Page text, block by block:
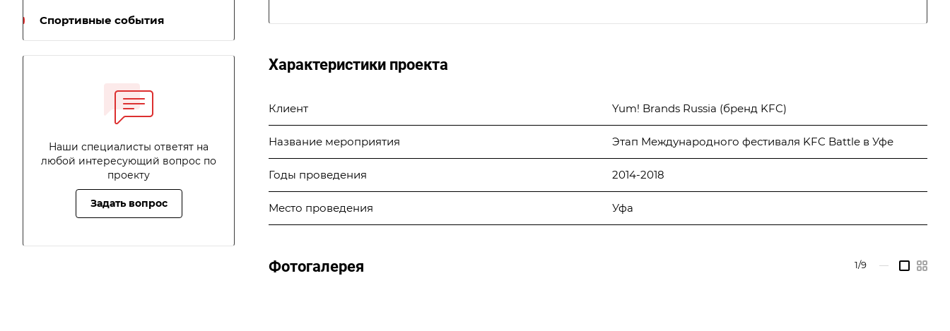
Характеристики проекта
Клиент Yum! Brands Russia (бренд KFC)
Название мероприятия Этап Международного фестиваля KFC Battle в Уфе
Годы проведения 2014-2018
Место проведения Уфа
Фотогалерея 1/9 —
Спортивные события
Наши специалисты ответят на
любой интересующий вопрос по
проекту
Задать вопрос